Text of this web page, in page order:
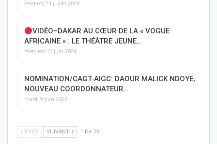
vendredi 24 juillet 2026
VIDÉO–DAKAR AU CŒUR DE LA « VOGUE
AFRICAINE » : LE THÉÂTRE JEUNE…
mercredi 17 juin 2026
NOMINATION/CAGT-AIGC: DAOUR MALICK NDOYE,
NOUVEAU COORDONNATEUR…
mardi 9 juin 2026
PREV SUIVANT 1 De 39